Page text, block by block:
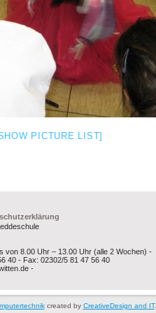
PICTURE LIST]
von 8.00 Uhr – 13.00 Uhr (alle 2 Wochen) -
40 - Fax: 02302/5 81 47 56 40
-
created by CreativeDesign and IT.